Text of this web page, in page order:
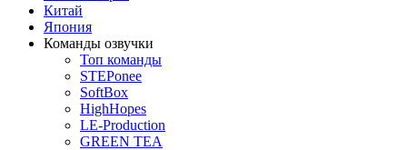
Китай
Япония
Команды озвучки
Топ команды
STEPonee
SoftBox
HighHopes
LE-Production
GREEN TEA